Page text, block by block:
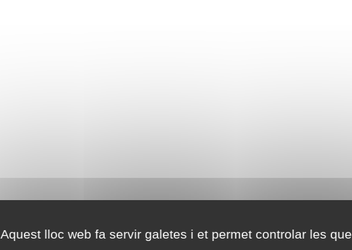
Aquest lloc web fa servir galetes i et permet controlar les